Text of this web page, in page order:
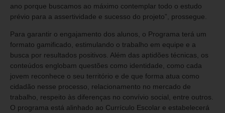
ano porque buscamos ao máximo contemplar todo o estudo
prévio para a assertividade e sucesso do projeto”, prossegue.
Para garantir o engajamento dos alunos, o Programa terá um
formato gamificado, estimulando o trabalho em equipe e a
busca por resultados positivos. Além das aptidões técnicas, os
conteúdos englobam questões como identidade, como cada
jovem reconhece o seu território e de que forma atua como
cidadão nesse processo, relacionamento no mercado de
trabalho, respeito às diferenças no convívio social, entre outros.
O programa está alinhado ao Currículo Escolar e estabelecerá